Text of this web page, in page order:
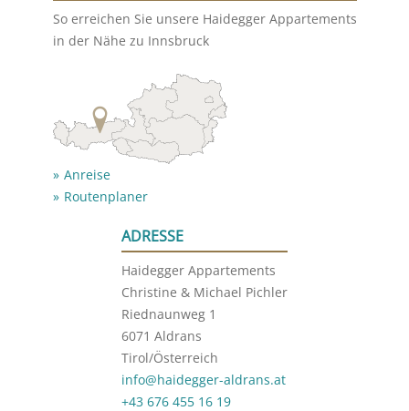
So erreichen Sie unsere Haidegger Appartements
in der Nähe zu Innsbruck
Anreise
Routenplaner
ADRESSE
Haidegger Appartements
Christine & Michael Pichler
Riednaunweg 1
6071 Aldrans
Tirol/Österreich
info@haidegger-aldrans.at
+43 676 455 16 19